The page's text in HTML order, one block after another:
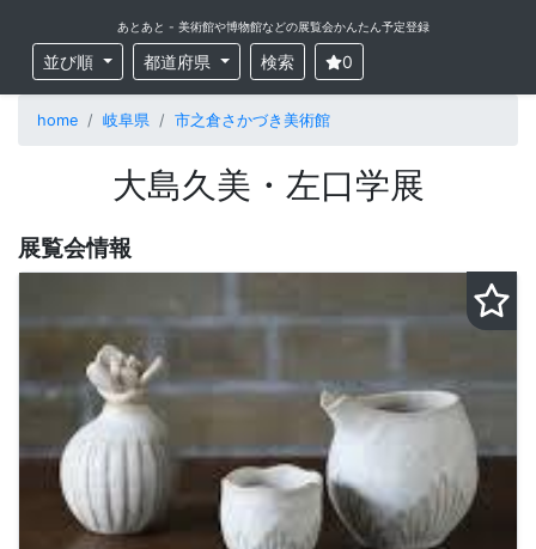
あとあと - 美術館や博物館などの展覧会かんたん予定登録
並び順 都道府県 検索 0
home 岐阜県 市之倉さかづき美術館
大島久美・左口学展
展覧会情報